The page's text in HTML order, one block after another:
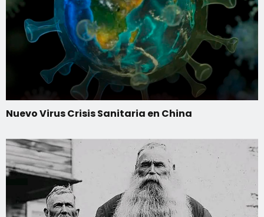
Nuevo Virus Crisis Sanitaria en China